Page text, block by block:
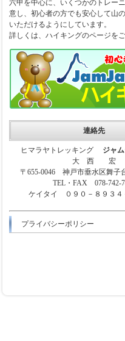
六甲を中心に、いくつかのトレー
意し、初心者の方でも安心して山
いただけるようにしています。
詳しくは、ハイキングのページをご
連絡先
ヒマラヤトレッキング
ジャ
大 西 宏
〒655-0046 神戸市垂水区舞子
TEL・FAX 078-742-
ケイタイ ０９０－８９３４
プライバシーポリシー